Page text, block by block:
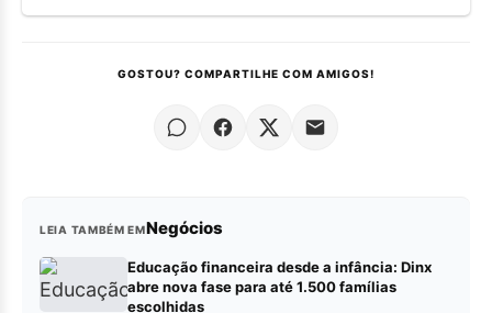
GOSTOU? COMPARTILHE COM AMIGOS!
LEIA TAMBÉM EMNegócios
Educação financeira desde a infância: Dinx
abre nova fase para até 1.500 famílias
escolhidas